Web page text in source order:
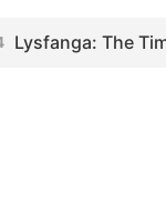
Lysfanga: The